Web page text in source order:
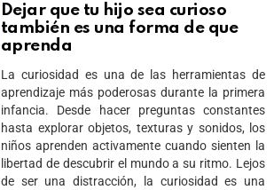
Dejar que tu hijo sea curioso
también es una forma de que
aprenda
La curiosidad es una de las herramientas de
aprendizaje más poderosas durante la primera
infancia. Desde hacer preguntas constantes
hasta explorar objetos, texturas y sonidos, los
niños aprenden activamente cuando sienten la
libertad de descubrir el mundo a su ritmo. Lejos
de ser una distracción, la curiosidad es una